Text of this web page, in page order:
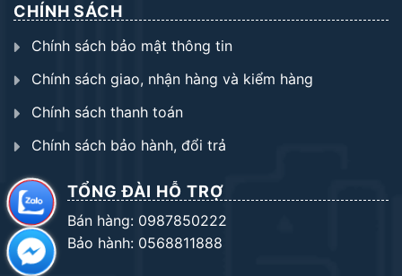
CHÍNH SÁCH
Chính sách bảo mật thông tin
Chính sách giao, nhận hàng và kiểm hàng
Chính sách thanh toán
Chính sách bảo hành, đổi trả
TỔNG ĐÀI HỖ TRỢ
Bán hàng: 0987850222
Bảo hành: 0568811888